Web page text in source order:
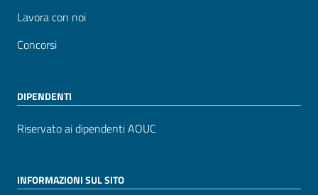
Lavora con noi
Concorsi
DIPENDENTI
Riservato ai dipendenti AOUC
INFORMAZIONI SUL SITO